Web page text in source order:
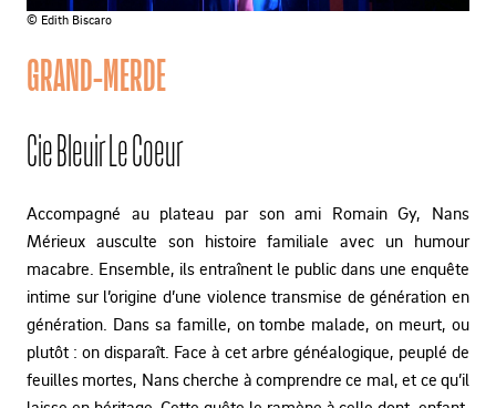
© Edith Biscaro
GRAND-MERDE
Cie Bleuir Le Coeur
Accompagné au plateau par son ami Romain Gy, Nans
Mérieux ausculte son histoire familiale avec un humour
macabre. Ensemble, ils entraînent le public dans une enquête
intime sur l’origine d’une violence transmise de génération en
génération. Dans sa famille, on tombe malade, on meurt, ou
plutôt : on disparaît. Face à cet arbre généalogique, peuplé de
feuilles mortes, Nans cherche à comprendre ce mal, et ce qu’il